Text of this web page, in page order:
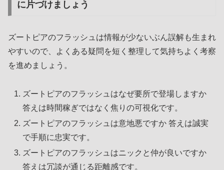
に片づけましょう
ズートピアのフラッシュは情報が少ないぶん誤解も生まれ
やすいので、よくある疑問を短く整理して気持ちよく考察
を進めましょう。
ズートピアのフラッシュはなぜ要所で登場しますか
答えは時間稼ぎではなく焦りの可視化です。
ズートピアのフラッシュは意地悪ですか 答えは誠実
で手順に忠実です。
ズートピアのフラッシュはニックと仲が良いですか
答えは冗談が通じる距離感です。